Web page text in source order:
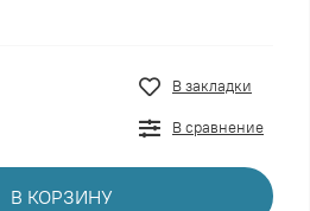
В закладки
В сравнение
В КОРЗИНУ